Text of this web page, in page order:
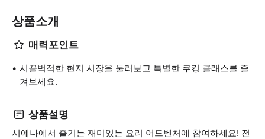
상품소개
매력포인트
시끌벅적한 현지 시장을 둘러보고 특별한 쿠킹 클래스를 즐
겨보세요.
상품설명
시에나에서 즐기는 재미있는 요리 어드벤처에 참여하세요! 전